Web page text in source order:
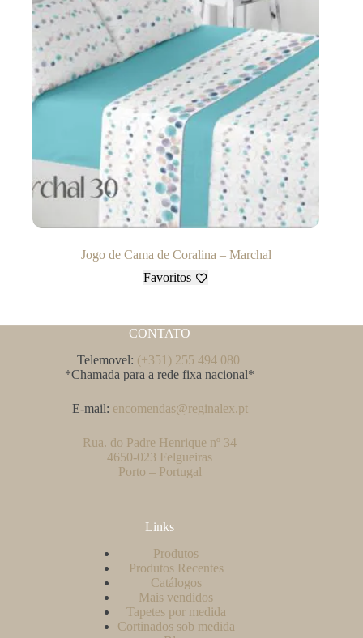
Jogo de Cama de Coralina – Marchal
Favoritos
CONTATO
Telemovel: (+351) 255 494 080
*Chamada para a rede fixa nacional*
E-mail: encomendas@reginalex.pt
Rua. do Padre Henrique nº 34
4650-023 Felgueiras
Porto – Portugal
Links
Produtos
Produtos Recentes
Catálogos
Mais vendidos
Tapetes por medida
Cortinados sob medida